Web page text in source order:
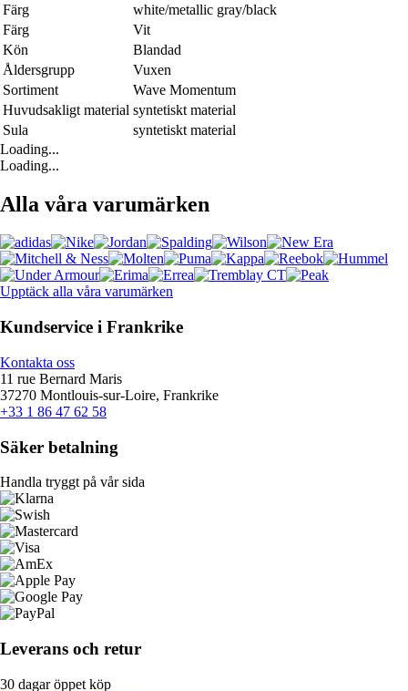
Färg
white/metallic gray/black
Färg
Vit
Kön
Blandad
Åldersgrupp
Vuxen
Sortiment
Wave Momentum
Huvudsakligt material syntetiskt material
Sula
syntetiskt material
Loading...
Loading...
Alla våra varumärken
Upptäck alla våra varumärken
Kundservice i Frankrike
Kontakta oss
11 rue Bernard Maris
37270 Montlouis-sur-Loire, Frankrike
+33 1 86 47 62 58
Säker betalning
Handla tryggt på vår sida
Leverans och retur
30 dagar öppet köp